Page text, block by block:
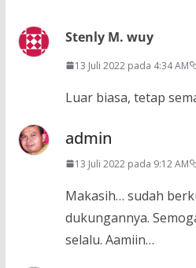
Stenly M. wuy
13 Juli 2022 pada 4:34 AM
Luar biasa, tetap
admin
13 Juli 2022 pada 9:12 AM
Makasih… sudah
dukungannya.
selalu. Aamiin…